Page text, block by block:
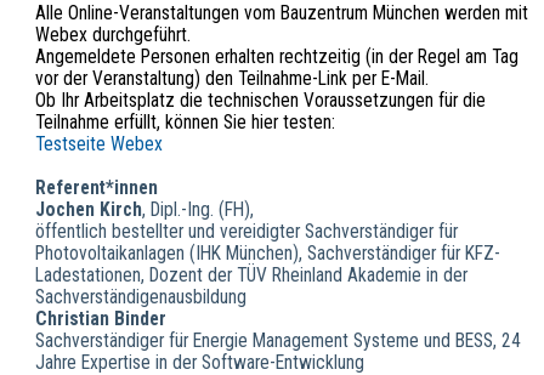
Alle Online-Veranstaltungen vom Bauzentrum München werden mit
Webex durchgeführt.
Angemeldete Personen erhalten rechtzeitig (in der Regel am Tag
vor der Veranstaltung) den Teilnahme-Link per E-Mail.
Ob Ihr Arbeitsplatz die technischen Voraussetzungen für die
Teilnahme erfüllt, können Sie hier testen:
Testseite Webex
Referent*innen
Jochen Kirch, Dipl.-Ing. (FH),
öffentlich bestellter und vereidigter Sachverständiger für
Photovoltaikanlagen (IHK München), Sachverständiger für KFZ-
Ladestationen, Dozent der TÜV Rheinland Akademie in der
Sachverständigenausbildung
Christian Binder
Sachverständiger für Energie Management Systeme und BESS, 24
Jahre Expertise in der Software-Entwicklung